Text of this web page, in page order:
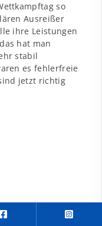
so
Ausreißer
ihre Leistungen
hat man
stabil
es fehlerfreie
jetzt richtig